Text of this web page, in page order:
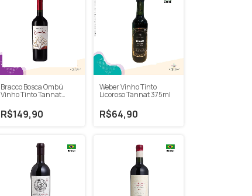
Bracco Bosca Ombú
Vinho Tinto Tannat
R$149,90
Weber Vinho Tinto
Licoroso Tannat 375ml
R$64,90